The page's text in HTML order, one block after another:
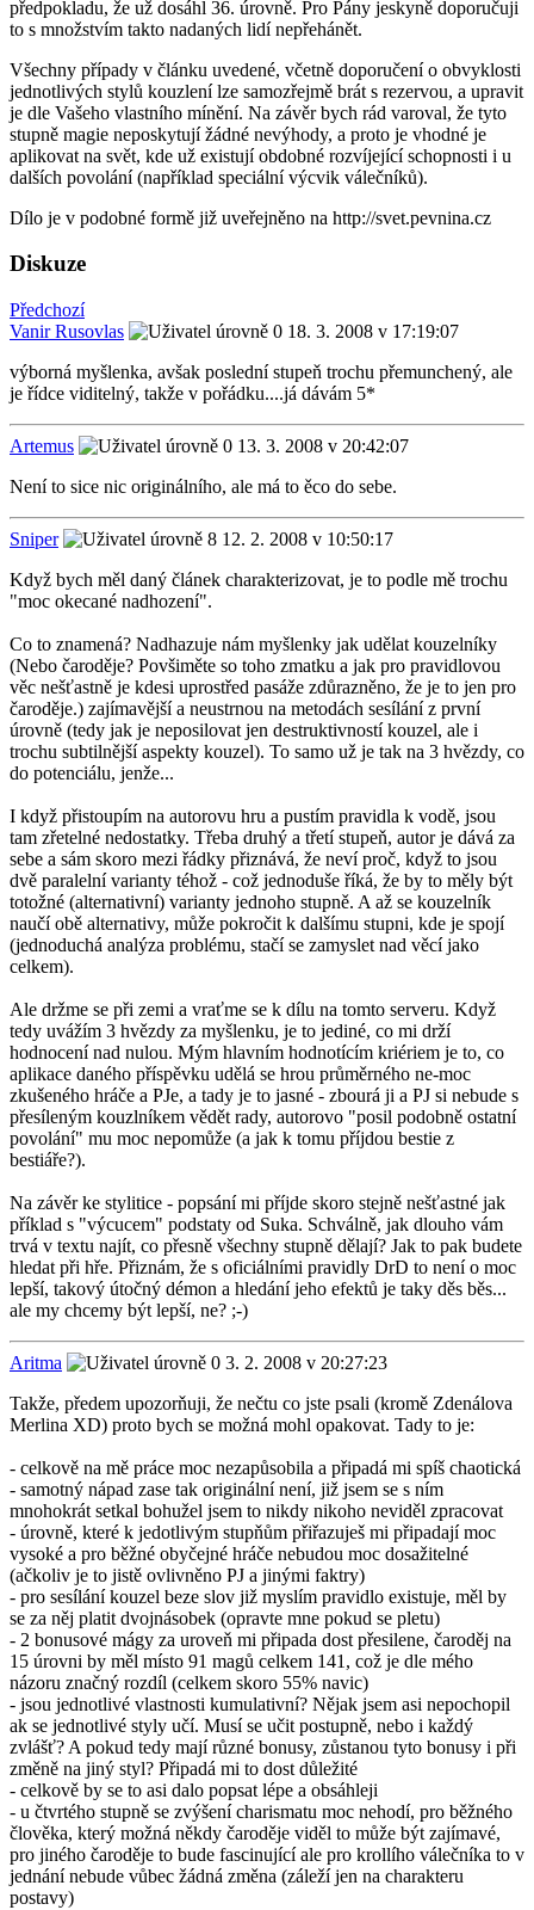
předpokladu, že už dosáhl 36. úrovně. Pro Pány jeskyně doporučuji
to s množstvím takto nadaných lidí nepřehánět.
Všechny případy v článku uvedené, včetně doporučení o obvyklosti
jednotlivých stylů kouzlení lze samozřejmě brát s rezervou, a upravit
je dle Vašeho vlastního mínění. Na závěr bych rád varoval, že tyto
stupně magie neposkytují žádné nevýhody, a proto je vhodné je
aplikovat na svět, kde už existují obdobné rozvíjející schopnosti i u
dalších povolání (například speciální výcvik válečníků).
Dílo je v podobné formě již uveřejněno na http://svet.pevnina.cz
Diskuze
Předchozí
Vanir Rusovlas
18. 3. 2008 v 17:19:07
výborná myšlenka, avšak poslední stupeň trochu přemunchený, ale
je řídce viditelný, takže v pořádku....já dávám 5*
Artemus
13. 3. 2008 v 20:42:07
Není to sice nic originálního, ale má to ěco do sebe.
Sniper
12. 2. 2008 v 10:50:17
Když bych měl daný článek charakterizovat, je to podle mě trochu
"moc okecané nadhození".
Co to znamená? Nadhazuje nám myšlenky jak udělat kouzelníky
(Nebo čaroděje? Povšiměte so toho zmatku a jak pro pravidlovou
věc nešťastně je kdesi uprostřed pasáže zdůrazněno, že je to jen pro
čaroděje.) zajímavější a neustrnou na metodách sesílání z první
úrovně (tedy jak je neposilovat jen destruktivností kouzel, ale i
trochu subtilnější aspekty kouzel). To samo už je tak na 3 hvězdy, co
do potenciálu, jenže...
I když přistoupím na autorovu hru a pustím pravidla k vodě, jsou
tam zřetelné nedostatky. Třeba druhý a třetí stupeň, autor je dává za
sebe a sám skoro mezi řádky přiznává, že neví proč, když to jsou
dvě paralelní varianty téhož - což jednoduše říká, že by to měly být
totožné (alternativní) varianty jednoho stupně. A až se kouzelník
naučí obě alternativy, může pokročit k dalšímu stupni, kde je spojí
(jednoduchá analýza problému, stačí se zamyslet nad věcí jako
celkem).
Ale držme se při zemi a vraťme se k dílu na tomto serveru. Když
tedy uvážím 3 hvězdy za myšlenku, je to jediné, co mi drží
hodnocení nad nulou. Mým hlavním hodnotícím kriériem je to, co
aplikace daného příspěvku udělá se hrou průměrného ne-moc
zkušeného hráče a PJe, a tady je to jasné - zbourá ji a PJ si nebude s
přesíleným kouzlníkem vědět rady, autorovo "posil podobně ostatní
povolání" mu moc nepomůže (a jak k tomu příjdou bestie z
bestiáře?).
Na závěr ke stylitice - popsání mi příjde skoro stejně nešťastné jak
příklad s "výcucem" podstaty od Suka. Schválně, jak dlouho vám
trvá v textu najít, co přesně všechny stupně dělají? Jak to pak budete
hledat při hře. Přiznám, že s oficiálními pravidly DrD to není o moc
lepší, takový útočný démon a hledání jeho efektů je taky děs běs...
ale my chcemy být lepší, ne? ;-)
Aritma
3. 2. 2008 v 20:27:23
Takže, předem upozorňuji, že nečtu co jste psali (kromě Zdenálova
Merlina XD) proto bych se možná mohl opakovat. Tady to je:
- celkově na mě práce moc nezapůsobila a připadá mi spíš chaotická
- samotný nápad zase tak originální není, již jsem se s ním
mnohokrát setkal bohužel jsem to nikdy nikoho neviděl zpracovat
- úrovně, které k jedotlivým stupňům přiřazuješ mi připadají moc
vysoké a pro běžné obyčejné hráče nebudou moc dosažitelné
(ačkoliv je to jistě ovlivněno PJ a jinými faktry)
- pro sesílání kouzel beze slov již myslím pravidlo existuje, měl by
se za něj platit dvojnásobek (opravte mne pokud se pletu)
- 2 bonusové mágy za uroveň mi připada dost přesilene, čaroděj na
15 úrovni by měl místo 91 magů celkem 141, což je dle mého
názoru značný rozdíl (celkem skoro 55% navic)
- jsou jednotlivé vlastnosti kumulativní? Nějak jsem asi nepochopil
ak se jednotlivé styly učí. Musí se učit postupně, nebo i každý
zvlášť? A pokud tedy mají různé bonusy, zůstanou tyto bonusy i při
změně na jiný styl? Připadá mi to dost důležité
- celkově by se to asi dalo popsat lépe a obsáhleji
- u čtvrtého stupně se zvýšení charismatu moc nehodí, pro běžného
člověka, který možná někdy čaroděje viděl to může být zajímavé,
pro jiného čaroděje to bude fascinující ale pro krollího válečníka to v
jednání nebude vůbec žádná změna (záleží jen na charakteru
postavy)